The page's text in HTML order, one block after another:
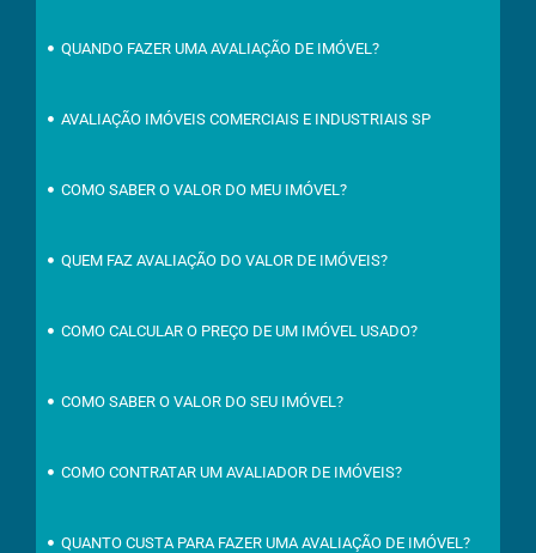
QUANDO FAZER UMA AVALIAÇÃO DE IMÓVEL?
AVALIAÇÃO IMÓVEIS COMERCIAIS E INDUSTRIAIS SP
COMO SABER O VALOR DO MEU IMÓVEL?
QUEM FAZ AVALIAÇÃO DO VALOR DE IMÓVEIS?
COMO CALCULAR O PREÇO DE UM IMÓVEL USADO?
COMO SABER O VALOR DO SEU IMÓVEL?
COMO CONTRATAR UM AVALIADOR DE IMÓVEIS?
QUANTO CUSTA PARA FAZER UMA AVALIAÇÃO DE IMÓVEL?